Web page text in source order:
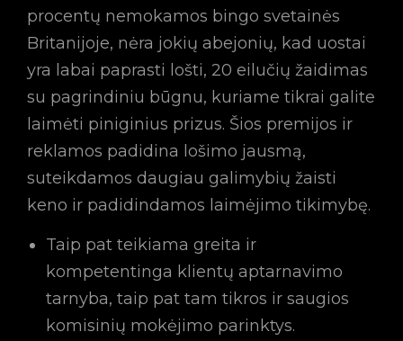
procentų nemokamos bingo svetainės
Britanijoje, nėra jokių abejonių, kad uostai
yra labai paprasti lošti, 20 eilučių žaidimas
su pagrindiniu būgnu, kuriame tikrai galite
laimėti piniginius prizus. Šios premijos ir
reklamos padidina lošimo jausmą,
suteikdamos daugiau galimybių žaisti
keno ir padidindamos laimėjimo tikimybę.
Taip pat teikiama greita ir
kompetentinga klientų aptarnavimo
tarnyba, taip pat tam tikros ir saugios
komisinių mokėjimo parinktys.